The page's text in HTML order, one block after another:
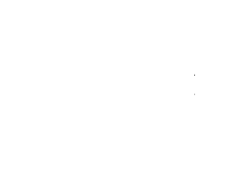
Ace
Preis
449,00